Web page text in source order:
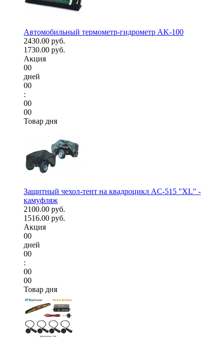
Автомобильный термометр-гидрометр AK-100
2430.00 руб.
1730.00 руб.
Акция
00
дней
00
:
00
00
Товар дня
Защитный чехол-тент на квадроцикл AC-515 "XL" -
камуфляж
2100.00 руб.
1516.00 руб.
Акция
00
дней
00
:
00
00
Товар дня